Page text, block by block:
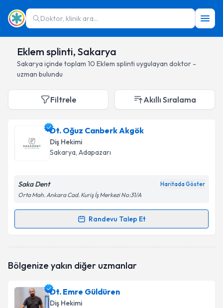
Doktor, klinik ara...
Eklem splinti, Sakarya
Sakarya içinde toplam 10 Eklem splinti uygulayan doktor -
uzman bulundu
Filtrele Akıllı Sıralama
Dt. Oğuz Canberk Akgök
Diş Hekimi
Sakarya, Adapazarı
Saka Dent Haritada Göster
Orta Mah. Ankara Cad. Kuriş İş Merkezi No:31/A
Randevu Talep Et
Randevu Takvimi Talebi
oluşturun. Size bu uzmandan randevu almanız için bir
E-posta Adresiniz
Bölgenize yakın diğer uzmanlar
Dt. Emre Güldüren
Diş Hekimi